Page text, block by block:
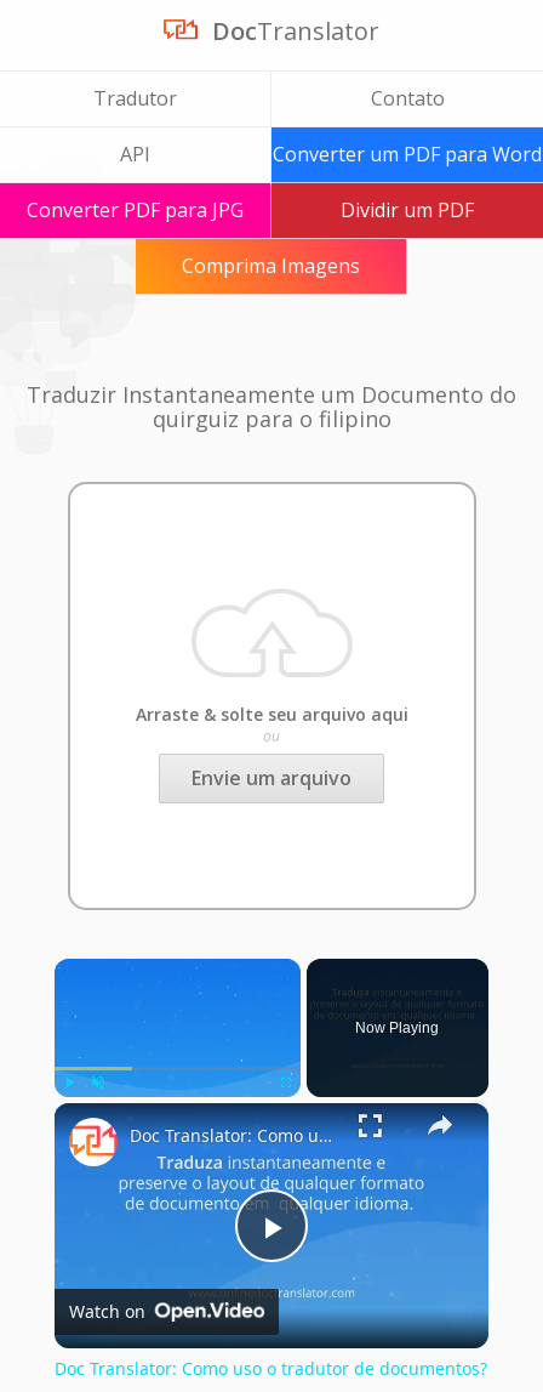
DocTranslator
Tradutor Contato
API Converter um PDF para Word
Converter PDF para JPG Dividir um PDF
Comprima Imagens
Traduzir Instantaneamente um Documento do
quirguiz para o filipino
Arraste & solte seu arquivo aqui
ou
Envie um arquivo
×
Play Unmute Fullscreen
Now Playing
×
Play
Video
Doc Translator: Como uso o tradutor de documentos?
Watch on
Doc Translator: Como uso o tradutor de documentos?